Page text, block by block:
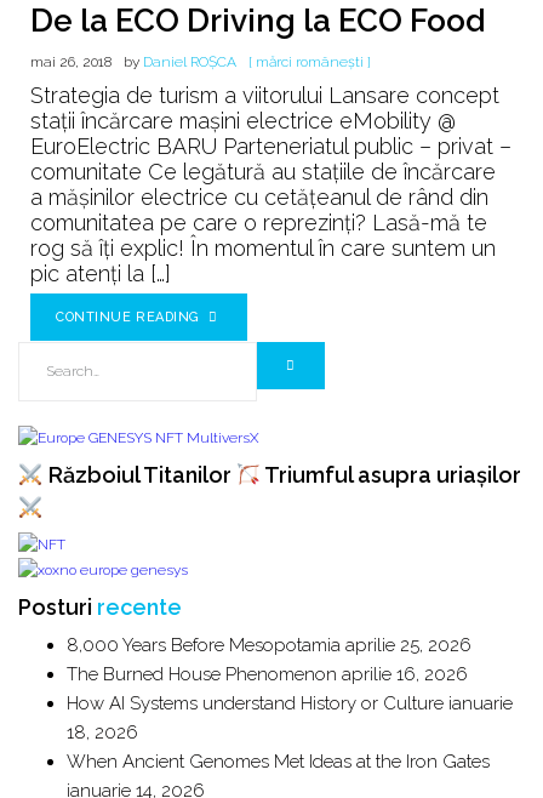
De la ECO Driving la ECO Food
mai 26, 2018 by Daniel ROȘCA [ mărci românești ]
Strategia de turism a viitorului Lansare concept
stații încărcare mașini electrice eMobility @
EuroElectric BARU Parteneriatul public – privat –
comunitate Ce legătură au stațiile de încărcare
a mășinilor electrice cu cetățeanul de rând din
comunitatea pe care o reprezinți? Lasă-mă te
rog să îți explic! În momentul în care suntem un
pic atenți la […]
CONTINUE READING
Războiul Titanilor Triumful asupra uriașilor
Posturi recente
8,000 Years Before Mesopotamia aprilie 25, 2026
The Burned House Phenomenon aprilie 16, 2026
How AI Systems understand History or Culture ianuarie
18, 2026
When Ancient Genomes Met Ideas at the Iron Gates
ianuarie 14, 2026